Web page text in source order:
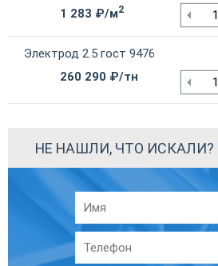
1 283 ₽/м2
Электрод 2.5 гост 9476
260 290 ₽/тн
НЕ НАШЛИ, ЧТО